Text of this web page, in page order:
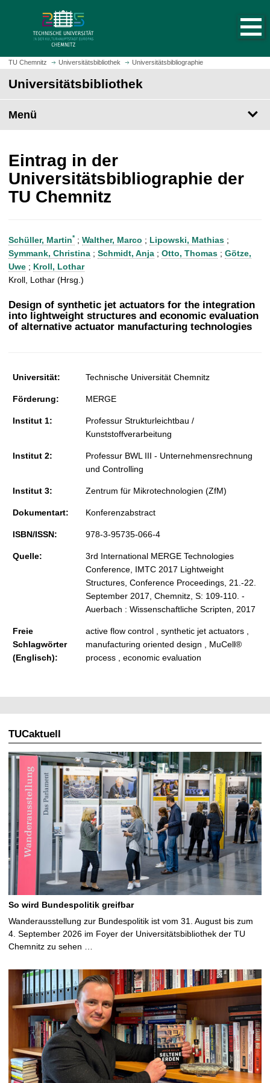
z
m
t
e
i
t
u
f
r
u
TU Chemnitz Universitätsbibliothek Universitätsbibliographie
Universitätsbibliothek
Menü
Eintrag in der
Universitätsbibliographie der
TU Chemnitz
Schüller, Martin* ; Walther, Marco ; Lipowski, Mathias ;
Symmank, Christina ; Schmidt, Anja ; Otto, Thomas ; Götze,
Uwe ; Kroll, Lothar
Kroll, Lothar (Hrsg.)
Design of synthetic jet actuators for the integration
into lightweight structures and economic evaluation
of alternative actuator manufacturing technologies
Universität: Technische Universität Chemnitz
Förderung: MERGE
Institut 1:
Professur Strukturleichtbau /
Kunststoffverarbeitung
Institut 2:
Professur BWL III - Unternehmensrechnung
und Controlling
Institut 3: Zentrum für Mikrotechnologien (ZfM)
Dokumentart: Konferenzabstract
ISBN/ISSN: 978-3-95735-066-4
Quelle:
3rd International MERGE Technologies
Conference, IMTC 2017 Lightweight
Structures, Conference Proceedings, 21.-22.
September 2017, Chemnitz, S: 109-110. -
Auerbach : Wissenschaftliche Scripten, 2017
Freie
Schlagwörter
(Englisch):
active flow control , synthetic jet actuators ,
manufacturing oriented design , MuCell®
process , economic evaluation
TUCaktuell
So wird Bundespolitik greifbar
Wanderausstellung zur Bundespolitik ist vom 31. August bis zum
4. September 2026 im Foyer der Universitätsbibliothek der TU
Chemnitz zu sehen …